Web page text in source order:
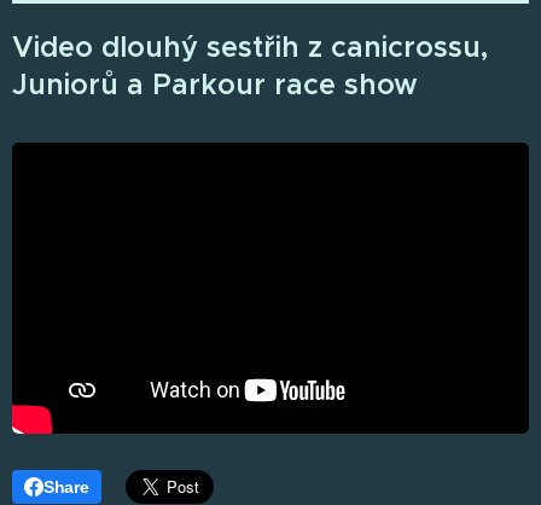
Video dlouhý sestřih z canicrossu,
Juniorů a Parkour race show
Share